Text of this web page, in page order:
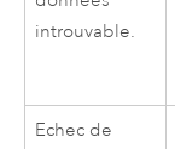
introuvable.
Echec de